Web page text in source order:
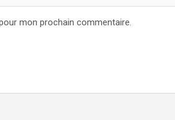
mon prochain commentaire.